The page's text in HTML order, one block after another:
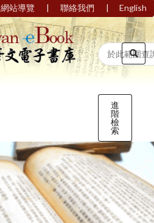
網站導覽 | 聯絡我們 | English
進
階
檢
索